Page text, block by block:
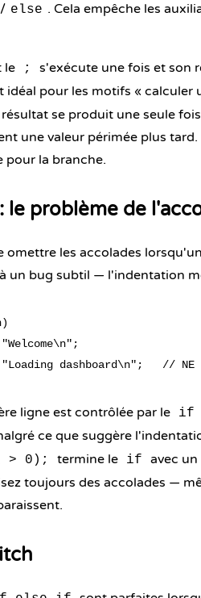
/ else . Cela empêche les
le ;
s'exécute une fois et son
idéal pour les motifs «
se produit une seule
une valeur périmée plus
pour la branche.
le problème de
omettre les accolades
un bug subtil — l'indentation
ligne est contrôlée par le if
ce que suggère
0); termine le if
avec
toujours des accolades —